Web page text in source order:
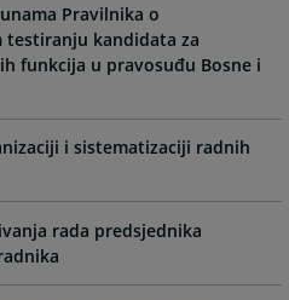
Pravilnika o
kandidata za
funkcija u pravosuđu Bosne i
i sistematizaciji radnih
rada predsjednika